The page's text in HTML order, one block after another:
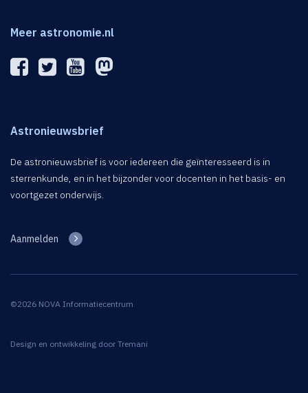
Meer astronomie.nl
Astronieuwsbrief
De astronieuwsbrief is voor iedereen die geïnteresseerd is in
sterrenkunde, en in het bijzonder voor docenten in het basis- en
voortgezet onderwijs.
Aanmelden
©2026 NOVA Informatiecentrum
Design en ontwikkeling door Tremani